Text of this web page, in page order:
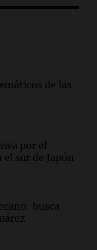
de las
por el
sur de Japón
busca